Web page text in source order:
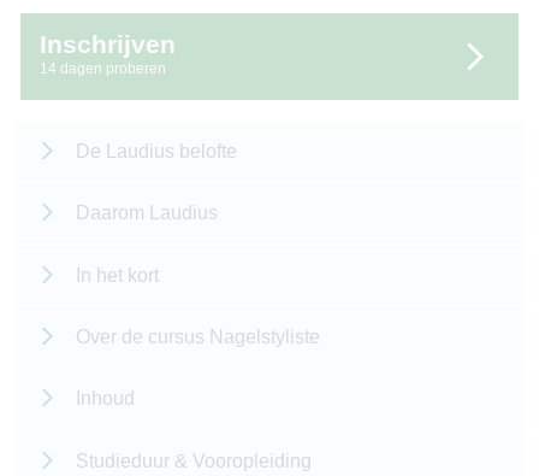
Inschrijven
14 dagen proberen
De Laudius belofte
Daarom Laudius
In het kort
Over de cursus Nagelstyliste
Inhoud
Studieduur & Vooropleiding